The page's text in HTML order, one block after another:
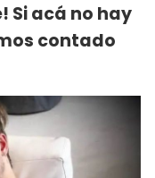
Si acá no hay
contado